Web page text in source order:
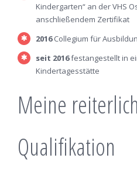
Kindergarten“ an der VHS
anschließendem Zertifikat
2016Collegium für
seit 2016festangestellt in
Kindertagesstätte
Meine
Qualifikation